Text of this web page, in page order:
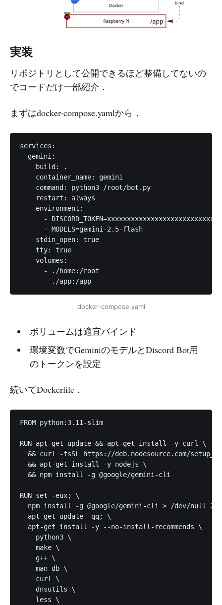
実装
リポジトリとして公開できるほど整備してないの
でコードだけ一部紹介．
まずはdocker-compose.yamlから．
services:
  gemini:
    build: .
    container_name: gemini
    command: python3 /root/bot.py
    restart: always
    environment:
      - DISCORD_TOKEN=xxxxxxxxxxxxxxxxxxxxxxxxxxxxx
      - MODELS=gemini-2.5-flash
    stdin_open: true
    tty: true
    volumes:
      - ./home:/root
      - ./app:/app
docker-compose.yaml
ボリュームは適宜バインド
環境変数でGeminiのモデルとDiscord Bot用
のトークンを設定
続いてDockerfile．
FROM python:3.11-slim
RUN apt-get update && apt-get install -y curl \
&& curl -fsSL https://deb.nodesource.com/
  && apt-get install -y nodejs \
  && npm install -g @google/gemini-cli
RUN set -eux; \
npm install -g @google/gemini-cli > /dev/null
  apt-get update -qq; \
  apt-get install -y --no-install-recommends \
    python3 \
    make \
    g++ \
    man-db \
    curl \
    dnsutils \
    less \